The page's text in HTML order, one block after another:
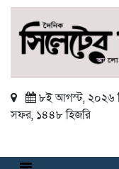
৮ই আগস্ট, ২০২৬
সফর, ১৪৪৮ হিজরি